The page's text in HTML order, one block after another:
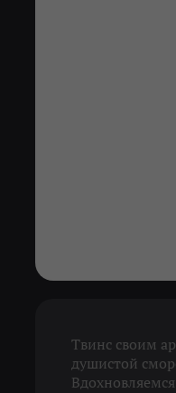
Твинс своим
душистой